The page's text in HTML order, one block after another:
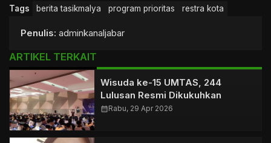
Tags berita tasikmalya program prioritas restra kota
Penulis: adminkanaljabar
ARTIKEL TERKAIT
Wisuda ke-15 UMTAS, 244
Lulusan Resmi Dikukuhkan
calendar_monthRabu, 29 Apr 2026